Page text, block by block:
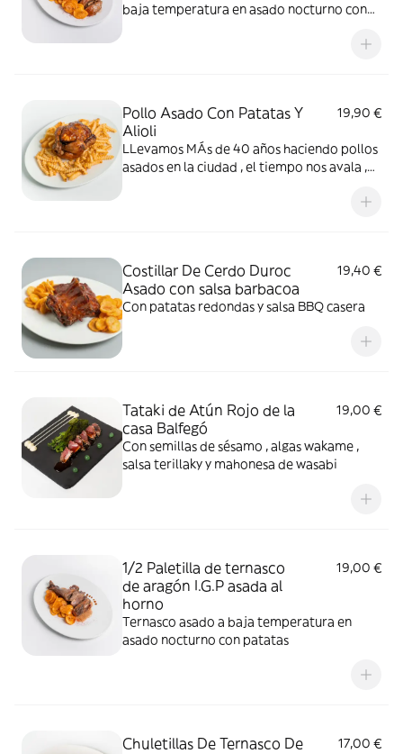
baja temperatura en asado nocturno con
Pollo Asado Con Patatas Y
Alioli
19,90 €
LLevamos MÁs de 40 años haciendo pollos
asados en la ciudad , el tiempo nos avala ,
patatas , caldo y un ali-oli muy especial que
Costillar De Cerdo Duroc
Asado con salsa barbacoa
19,40 €
Con patatas redondas y salsa BBQ casera
Tataki de Atún Rojo de la
casa Balfegó
19,00 €
Con semillas de sésamo , algas wakame ,
salsa terillaky y mahonesa de wasabi
1/2 Paletilla de ternasco
de aragón I.G.P asada al
horno
19,00 €
Ternasco asado a baja temperatura en
asado nocturno con patatas
Chuletillas De Ternasco De
17,00 €